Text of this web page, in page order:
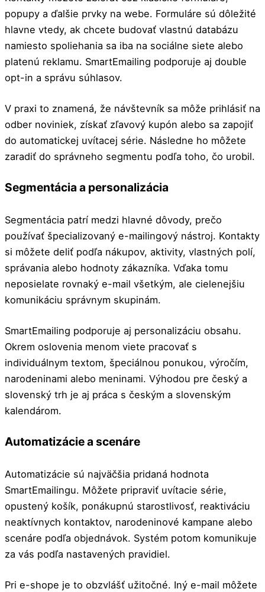
popupy a ďalšie prvky na webe. Formuláre sú dôležité
hlavne vtedy, ak chcete budovať vlastnú databázu
namiesto spoliehania sa iba na sociálne siete alebo
platenú reklamu. SmartEmailing podporuje aj double
opt-in a správu súhlasov.
V praxi to znamená, že návštevník sa môže prihlásiť na
odber noviniek, získať zľavový kupón alebo sa zapojiť
do automatickej uvítacej série. Následne ho môžete
zaradiť do správneho segmentu podľa toho, čo urobil.
Segmentácia a personalizácia
Segmentácia patrí medzi hlavné dôvody, prečo
používať špecializovaný e-mailingový nástroj. Kontakty
si môžete deliť podľa nákupov, aktivity, vlastných polí,
správania alebo hodnoty zákazníka. Vďaka tomu
neposielate rovnaký e-mail všetkým, ale cielenejšiu
komunikáciu správnym skupinám.
SmartEmailing podporuje aj personalizáciu obsahu.
Okrem oslovenia menom viete pracovať s
individuálnym textom, špeciálnou ponukou, výročím,
narodeninami alebo meninami. Výhodou pre český a
slovenský trh je aj práca s českým a slovenským
kalendárom.
Automatizácie a scenáre
Automatizácie sú najväčšia pridaná hodnota
SmartEmailingu. Môžete pripraviť uvítacie série,
opustený košík, ponákupnú starostlivosť, reaktiváciu
neaktívnych kontaktov, narodeninové kampane alebo
scenáre podľa objednávok. Systém potom komunikuje
za vás podľa nastavených pravidiel.
Pri e-shope je to obzvlášť užitočné. Iný e-mail môžete